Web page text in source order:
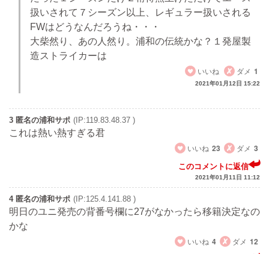
扱いされて７シーズン以上、レギュラー扱いされる
FWはどうなんだろうね・・・
大柴然り、あの人然り。浦和の伝統かな？１発屋製
造ストライカーは
いいね
ダメ 1
2021年01月12日 15:22
3 匿名の浦和サポ (IP:119.83.48.37 )
これは熱い熱すぎる君
いいね 23 ダメ 3
このコメントに返信
2021年01月11日 11:12
4 匿名の浦和サポ (IP:125.4.141.88 )
明日のユニ発売の背番号欄に27がなかったら移籍決定なの
かな
いいね 4 ダメ 12